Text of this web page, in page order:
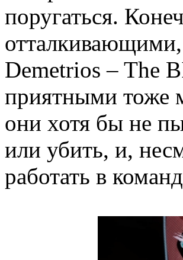
поругаться.
Demetrios – The
приятными тоже
они хотя бы не
или убить, и,
работать в